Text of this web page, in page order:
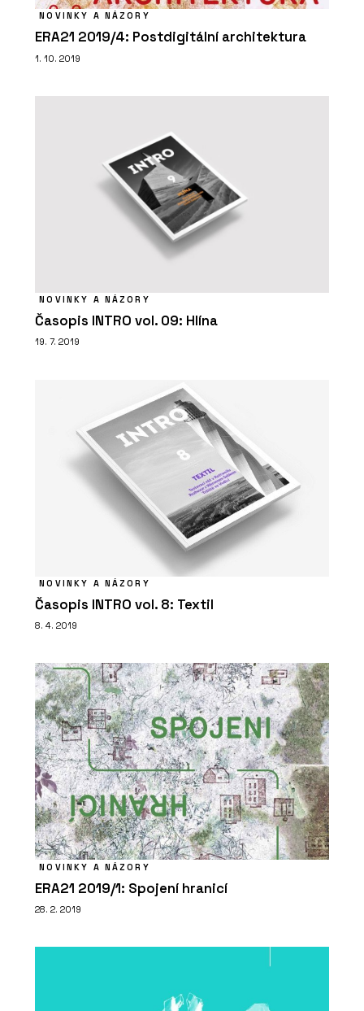
Akustické panely NOVATOP ACOUSTIC
PRODUKTY
Nosné desky s hranoly NOVATOP OPEN
PRODUKTY
Konstrukční panely NOVATOP CLT
STANDARD
NOVINKY A NÁZORY
ERA21 2019/4: Postdigitální architektura
1. 10. 2019
NOVINKY A NÁZORY
Časopis INTRO vol. 09: Hlína
19. 7. 2019
NOVINKY A NÁZORY
Časopis INTRO vol. 8: Textil
8. 4. 2019
NOVINKY A NÁZORY
ERA21 2019/1: Spojení hranicí
28. 2. 2019